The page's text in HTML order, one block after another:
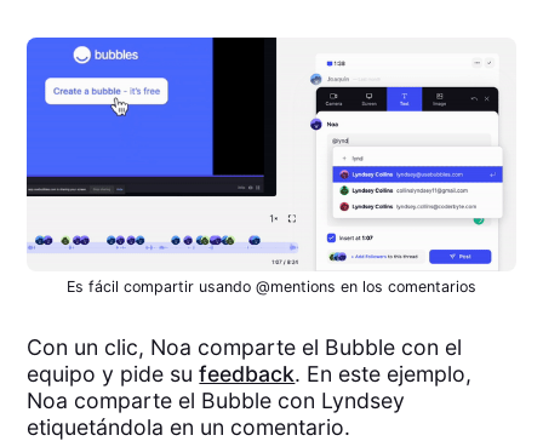
Es fácil compartir usando @mentions en los comentarios
Con un clic, Noa comparte el Bubble con el
equipo y pide sufeedback. En este ejemplo,
Noa comparte el Bubble con Lyndsey
etiquetándola en un comentario.